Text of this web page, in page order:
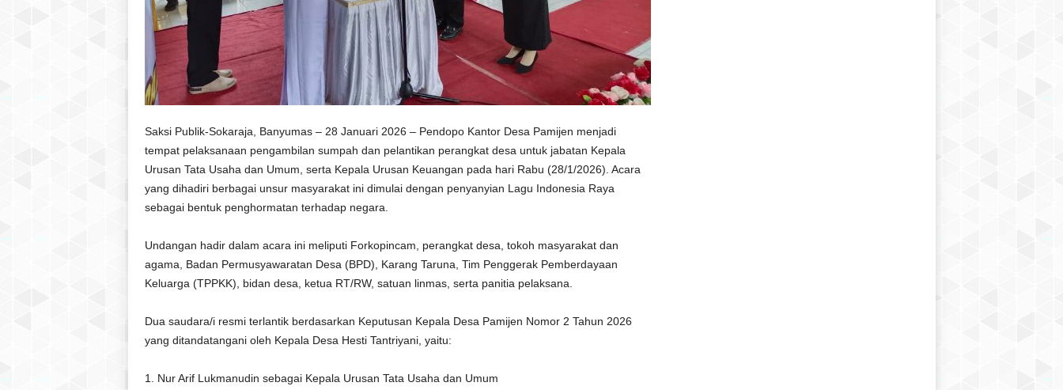
Saksi Publik-Sokaraja, Banyumas – 28 Januari 2026 – Pendopo Kantor Desa Pamijen menjadi
tempat pelaksanaan pengambilan sumpah dan pelantikan perangkat desa untuk jabatan Kepala
Urusan Tata Usaha dan Umum, serta Kepala Urusan Keuangan pada hari Rabu (28/1/2026). Acara
yang dihadiri berbagai unsur masyarakat ini dimulai dengan penyanyian Lagu Indonesia Raya
sebagai bentuk penghormatan terhadap negara.
Undangan hadir dalam acara ini meliputi Forkopincam, perangkat desa, tokoh masyarakat dan
agama, Badan Permusyawaratan Desa (BPD), Karang Taruna, Tim Penggerak Pemberdayaan
Keluarga (TPPKK), bidan desa, ketua RT/RW, satuan linmas, serta panitia pelaksana.
Dua saudara/i resmi terlantik berdasarkan Keputusan Kepala Desa Pamijen Nomor 2 Tahun 2026
yang ditandatangani oleh Kepala Desa Hesti Tantriyani, yaitu:
1. Nur Arif Lukmanudin sebagai Kepala Urusan Tata Usaha dan Umum